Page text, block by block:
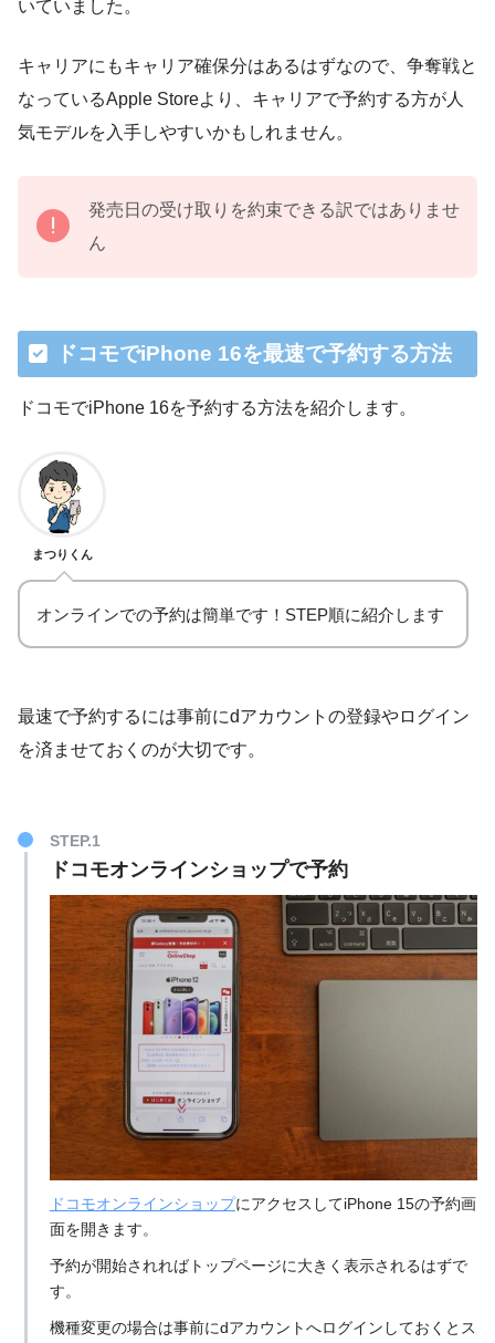
いていました。
キャリアにもキャリア確保分はあるはずなので、争奪戦と
なっているApple Storeより、キャリアで予約する方が人
気モデルを入手しやすいかもしれません。
発売日の受け取りを約束できる訳ではありませ
ん
ドコモでiPhone 16を最速で予約する方法
ドコモでiPhone 16を予約する方法を紹介します。
まつりくん
オンラインでの予約は簡単です！STEP順に紹介します
最速で予約するには事前にdアカウントの登録やログイン
を済ませておくのが大切です。
STEP.1
ドコモオンラインショップで予約
ドコモオンラインショップにアクセスしてiPhone 15の予約画
面を開きます。
予約が開始されればトップページに大きく表示されるはずで
す。
機種変更の場合は事前にdアカウントへログインしておくとス